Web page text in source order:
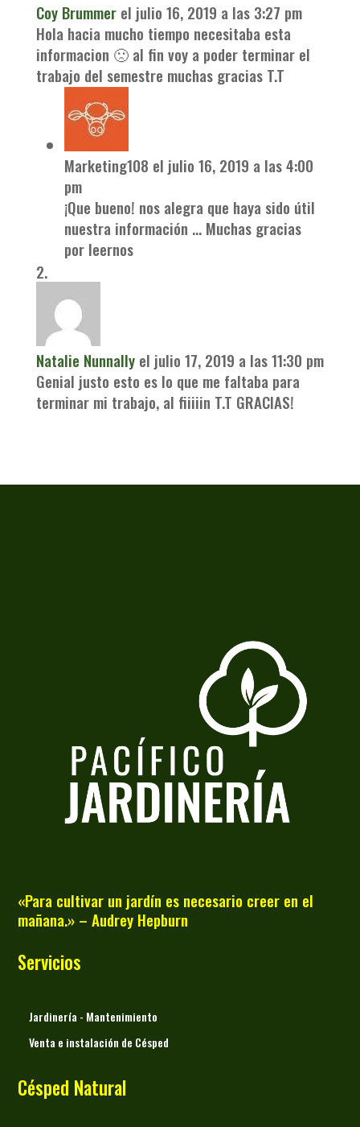
Coy Brummer el julio 16, 2019 a las 3:27 pm
Hola hacia mucho tiempo necesitaba esta
informacion 🙁 al fin voy a poder terminar el
trabajo del semestre muchas gracias T.T
Marketing108 el julio 16, 2019 a las 4:00
pm
¡Que bueno! nos alegra que haya sido útil
nuestra información … Muchas gracias
por leernos
Natalie Nunnally el julio 17, 2019 a las 11:30 pm
Genial justo esto es lo que me faltaba para
terminar mi trabajo, al fiiiiin T.T GRACIAS!
«Para cultivar un jardín es necesario creer en el
mañana.» – Audrey Hepburn
Servicios
Jardinería - Mantenimiento
Venta e instalación de Césped
Césped Natural